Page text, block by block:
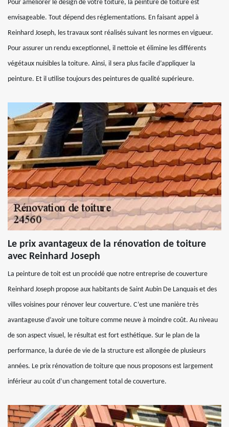
Pour améliorer le design de votre toiture, la peinture de toiture est
envisageable. Tout dépend des réglementations. En faisant appel à
Reinhard Joseph, les travaux sont réalisés suivant les normes en vigueur.
Pour assurer un rendu exceptionnel, il nettoie et élimine les différents
végétaux nuisibles la toiture. Ainsi, il sera plus facile d’appliquer la
peinture. Et il utilise toujours des peintures de qualité supérieure.
Le prix avantageux de la rénovation de toiture
avec Reinhard Joseph
La peinture de toit est un procédé que notre entreprise de couverture
Reinhard Joseph propose aux habitants de Saint Aubin De Lanquais et des
villes voisines pour rénover leur couverture. C’est une manière très
avantageuse d’avoir une toiture comme neuve à moindre coût. Au niveau
de son aspect visuel, le résultat est fort esthétique. Sur le plan de la
performance, la durée de vie de la structure est allongée de plusieurs
années. Le prix rénovation de toiture que nous proposons est largement
inférieur au coût d’un changement total de couverture.